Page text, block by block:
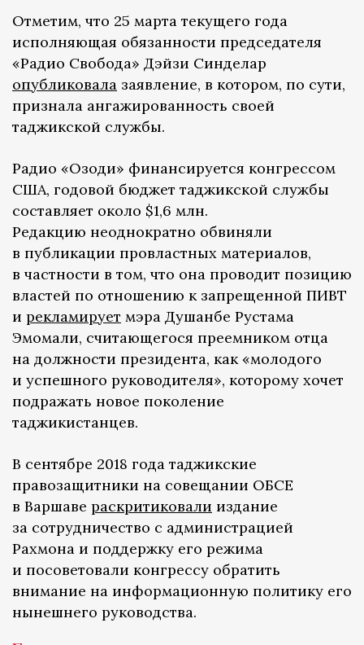
Отметим, что 25 марта текущего года
исполняющая обязанности председателя
«Радио Свобода» Дэйзи Синделар
опубликовала заявление, в котором, по сути,
признала ангажированность своей
таджикской службы.
Радио «Озоди» финансируется конгрессом
США, годовой бюджет таджикской службы
составляет около $1,6 млн.
Редакцию неоднократно обвиняли
в публикации провластных материалов,
в частности в том, что она проводит позицию
властей по отношению к запрещенной ПИВТ
и рекламирует мэра Душанбе Рустама
Эмомали, считающегося преемником отца
на должности президента, как «молодого
и успешного руководителя», которому хочет
подражать новое поколение
таджикистанцев.
В сентябре 2018 года таджикские
правозащитники на совещании ОБСЕ
в Варшаве раскритиковали издание
за сотрудничество с администрацией
Рахмона и поддержку его режима
и посоветовали конгрессу обратить
внимание на информационную политику его
нынешнего руководства.